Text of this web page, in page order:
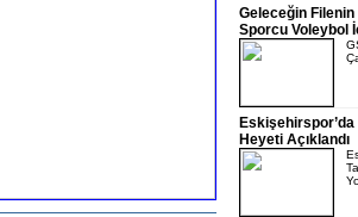
Geleceğin
Sporcu Voleybol
Eskişehirspor’da
Heyeti Açıklandı